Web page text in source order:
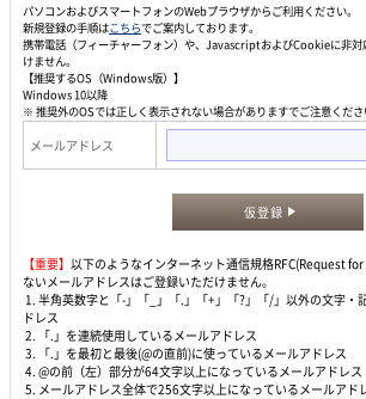
パソコンおよびスマートフォンのWebプラウザからご利用ください。
新規登録の手順はこちらでご案内しております。
携帯電話（フィーチャーフォン）や、JavascriptおよびCookieに非対
けません。
【推奨するOS（Windows版）】
Windows 10以降
※ 推奨外のOSでは正しく表示されない場合がありますでご注意くださ
メールアドレス
仮登録
【重要】 以下のようなインターネット通信規格RFC(Request
ないメールアドレスはご登録いただけません。
1. 半角英数字と「-」「_」「.」「+」「?」「/」以外の文字・
ドレス
2. 「.」を連続使用しているメールアドレス
3. 「.」を最初と最後(@の直前)に使っているメールアドレス
4. @の前（左）部分が64文字以上になっているメールアドレス
5. メールアドレス全体で256文字以上になっているメールアド